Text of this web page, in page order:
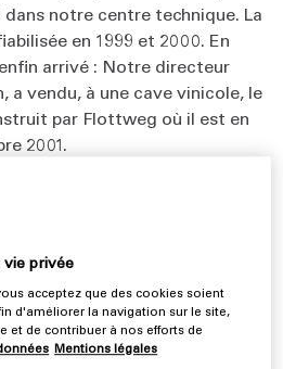
notre centre technique. La
en 1999 et 2000. En
arrivé : Notre directeur
a vendu, à une cave vinicole, le
par Flottweg où il est en
2001.
depuis vos débuts
ont été considérablement
avec le modèle
est ensuite arrivé . Cette
privée
acceptez que des cookies soient
d'améliorer la navigation sur le site,
et de contribuer à nos efforts de
Mentions légales